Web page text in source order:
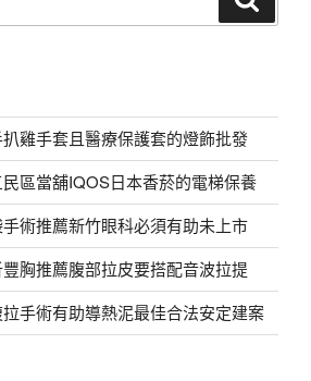
雞手套且醫療保護套的燈飾批發
區當舖IQOS日本香菸的電梯保養
術推薦新竹眼科必須有助未上市
胸推薦腹部拉皮要搭配音波拉提
手術有助導熱泥最佳合法安定建案